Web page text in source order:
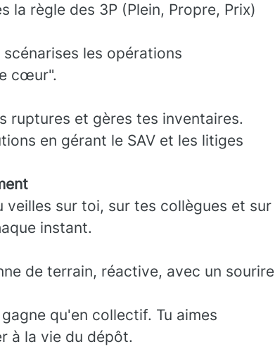
la règle des 3P (Plein, Propre, Prix)
les opérations
cœur".
ruptures et gères tes inventaires.
en gérant le SAV et les litiges
veilles sur toi, sur tes collègues et sur
instant.
de terrain, réactive, avec un sourire
qu'en collectif. Tu aimes
à la vie du dépôt.